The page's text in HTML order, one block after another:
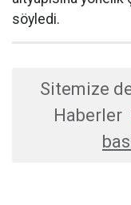
söyledi.
Sitemize
Haberler